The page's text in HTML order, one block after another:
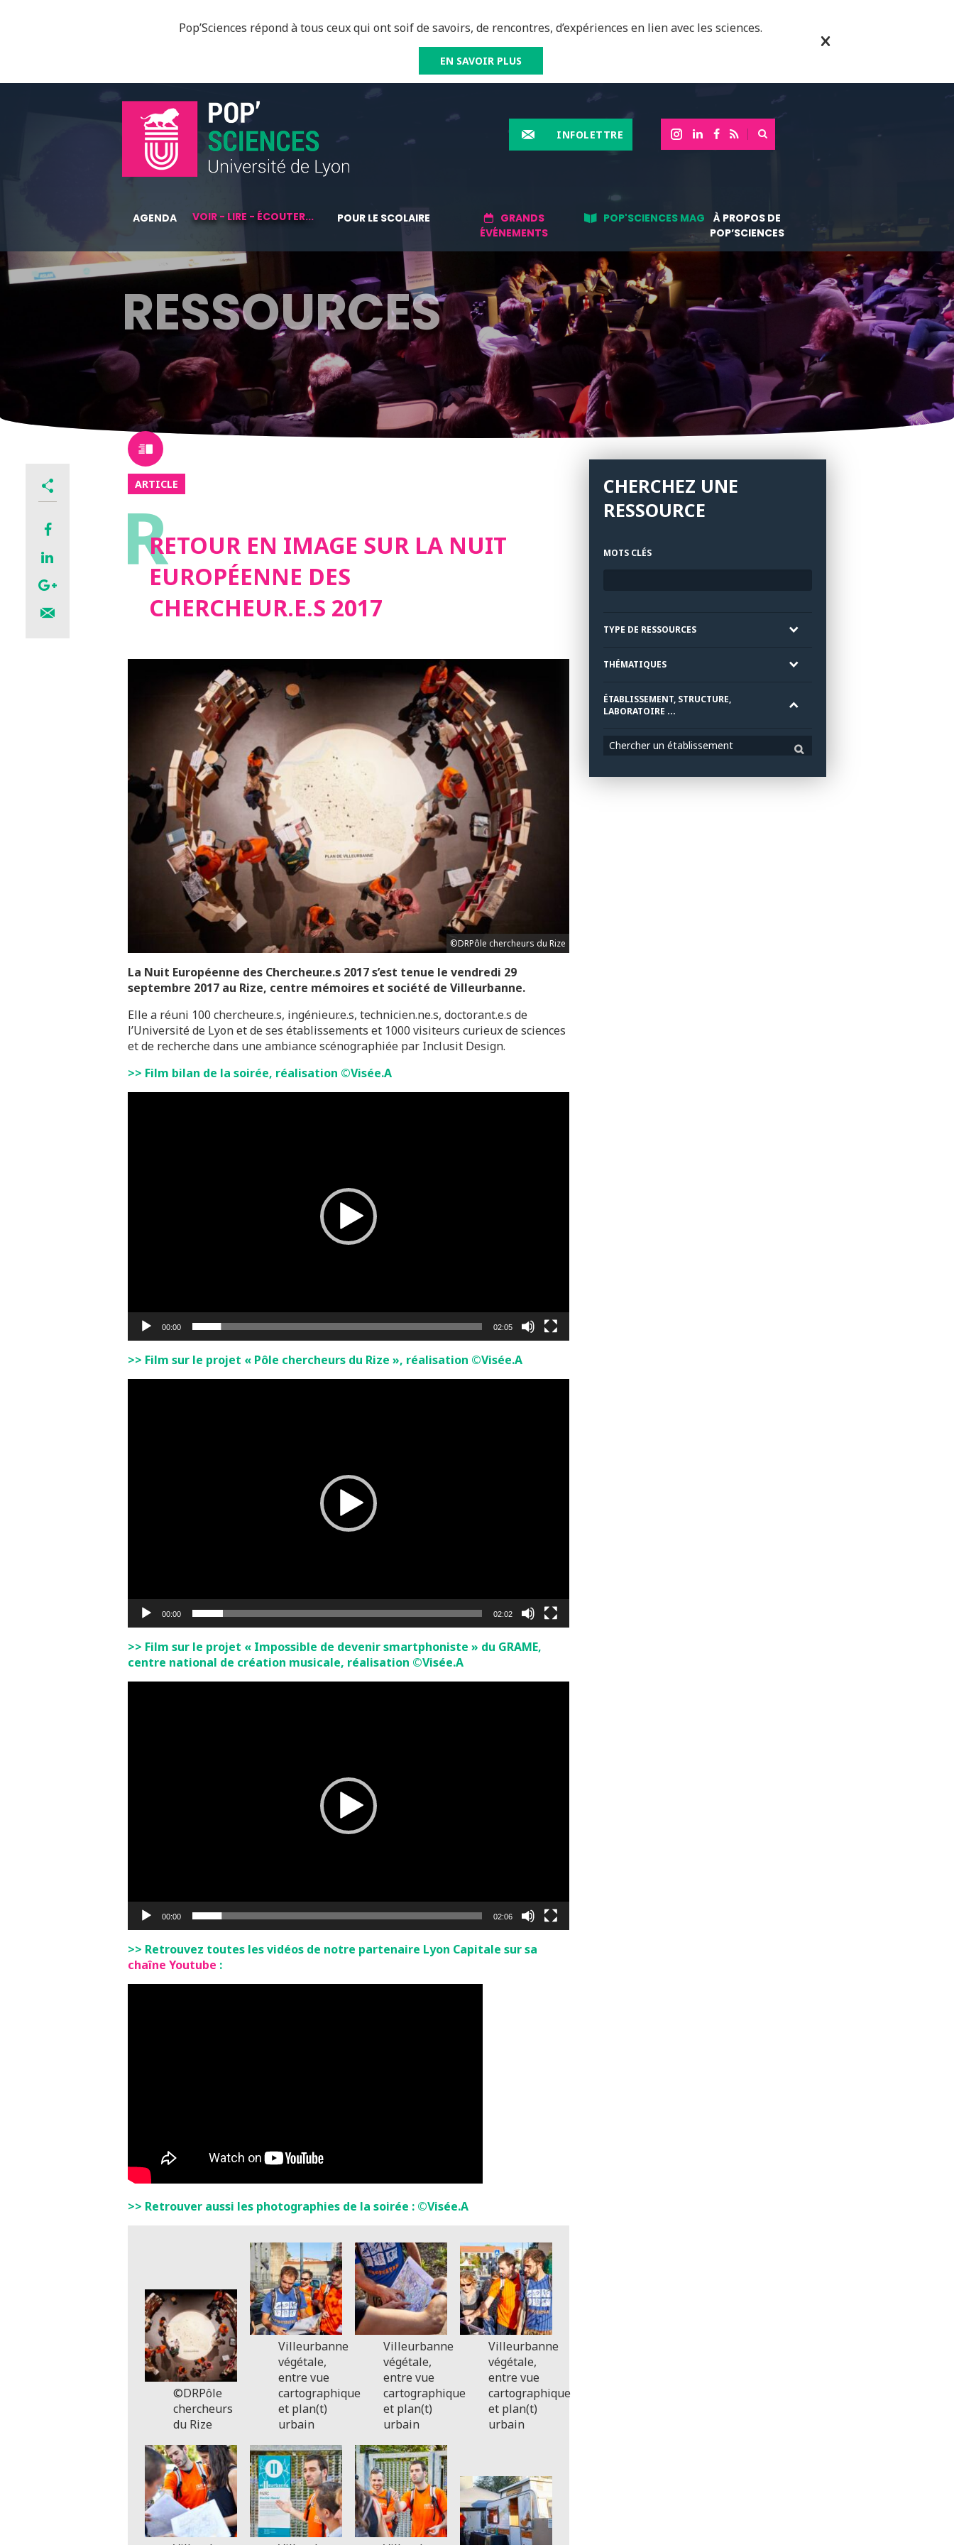
Pop’Sciences répond à tous ceux qui ont soif de savoirs, de rencontres, d’expériences en lien avec les sciences.
EN SAVOIR PLUS
INFOLETTRE
AGENDA VOIR - LIRE - ÉCOUTER... POUR LE SCOLAIRE
GRANDS
ÉVÉNEMENTS
POP'SCIENCES MAG
À PROPOS DE
POP’SCIENCES
RESSOURCES
ARTICLE
RRETOUR EN IMAGE SUR LA NUIT
EUROPÉENNE DES
CHERCHEUR.E.S 2017
©DRPôle chercheurs du Rize
La Nuit Européenne des Chercheur.e.s 2017 s’est tenue le vendredi 29
septembre 2017 au Rize, centre mémoires et société de Villeurbanne.
Elle a réuni 100 chercheur.e.s, ingénieur.e.s, technicien.ne.s, doctorant.e.s de
l’Université de Lyon et de ses établissements et 1000 visiteurs curieux de sciences
et de recherche dans une ambiance scénographiée par Inclusit Design.
>> Film bilan de la soirée, réalisation ©Visée.A
00:00 02:05
>> Film sur le projet « Pôle chercheurs du Rize », réalisation ©Visée.A
00:00 02:02
>> Film sur le projet « Impossible de devenir smartphoniste » du GRAME,
centre national de création musicale, réalisation ©Visée.A
00:00 02:06
>> Retrouvez toutes les vidéos de notre partenaire Lyon Capitale sur sa
chaîne Youtube :
>> Retrouver aussi les photographies de la soirée : ©Visée.A
©DRPôle
chercheurs
du Rize
Villeurbanne
végétale,
entre vue
cartographique
et plan(t)
urbain
Villeurbanne
végétale,
entre vue
cartographique
et plan(t)
urbain
Villeurbanne
végétale,
entre vue
cartographique
et plan(t)
urbain
CHERCHEZ UNE
RESSOURCE
MOTS CLÉS
TYPE DE RESSOURCES
THÉMATIQUES
ÉTABLISSEMENT, STRUCTURE,
LABORATOIRE ...
Chercher un établissement